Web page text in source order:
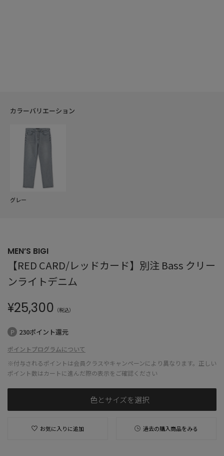
カラーバリエーション
グレー
MEN’S BIGI
【RED CARD/レッドカード】別注 Bass クリー
ンライトデニム
¥25,300 （税込）
230ポイント還元
ポイントプログラムについて
※付与されるポイントは会員クラスやキャンペーンにより異なります。正しい
ポイント数はカートに進んだ際の表示をご確認ください
色とサイズを選択
お気に入りに追加 過去の購入商品をみる